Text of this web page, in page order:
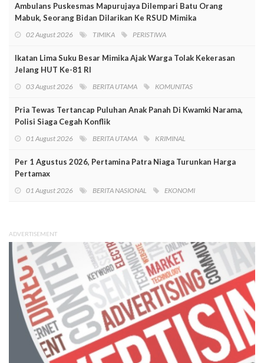
Ambulans Puskesmas Mapurujaya Dilempari Batu Orang
Mabuk, Seorang Bidan Dilarikan Ke RSUD Mimika
02 August 2026 TIMIKA PERISTIWA
Ikatan Lima Suku Besar Mimika Ajak Warga Tolak Kekerasan
Jelang HUT Ke-81 RI
03 August 2026 BERITA UTAMA KOMUNITAS
Pria Tewas Tertancap Puluhan Anak Panah Di Kwamki Narama,
Polisi Siaga Cegah Konflik
01 August 2026 BERITA UTAMA KRIMINAL
Per 1 Agustus 2026, Pertamina Patra Niaga Turunkan Harga
Pertamax
01 August 2026 BERITA NASIONAL EKONOMI
ADVERTISEMENT